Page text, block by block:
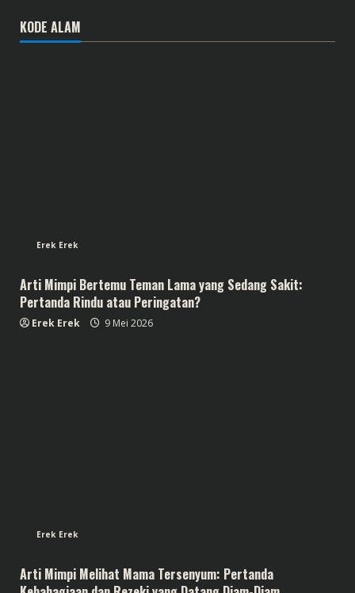
KODE ALAM
Erek Erek
Arti Mimpi Bertemu Teman Lama yang Sedang Sakit:
Pertanda Rindu atau Peringatan?
Erek Erek 9 Mei 2026
Erek Erek
Arti Mimpi Melihat Mama Tersenyum: Pertanda